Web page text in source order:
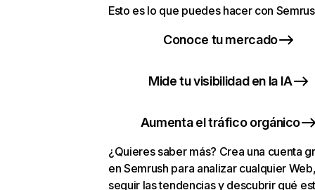
Esto es lo que puedes hacer con
Conoce tu mercado
Mide tu visibilidad en la IA
Aumenta el tráfico orgánico
¿Quieres saber más? Crea una cuenta
en Semrush para analizar cualquier
seguir las tendencias y descubrir qué